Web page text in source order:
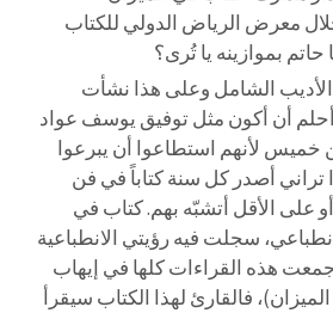
معرض الرياض الدولي للكتاب
حاتم بموازينه يا تُرى؟
الأديب الشامل وعلى هذا نشأت
أحلم أن أكون مثل توفيق يوسف عواد
خميس لأنهم استطاعوا أن يبرعوا
تراني أصدر كل سنة كتاباً في فن
على الأقل أتشبّه بهم. كتاب في
سجلت فيه رؤيتي الانطباعية
هذه القراءات كلها في إيهاب
فالقارئ لهذا الكتاب سيقرأ